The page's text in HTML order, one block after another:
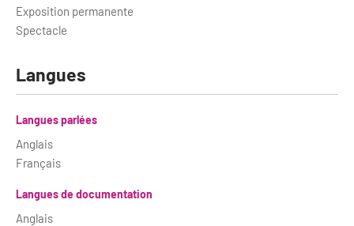
Exposition permanente
Spectacle
Langues
Langues parlées
Anglais
Français
Langues de documentation
Anglais